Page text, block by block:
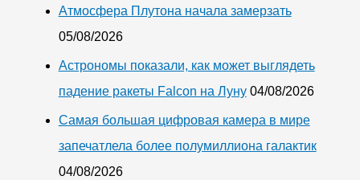
Атмосфера Плутона начала замерзать
05/08/2026
Астрономы показали, как может выглядеть
падение ракеты Falcon на Луну 04/08/2026
Самая большая цифровая камера в мире
запечатлела более полумиллиона галактик
04/08/2026